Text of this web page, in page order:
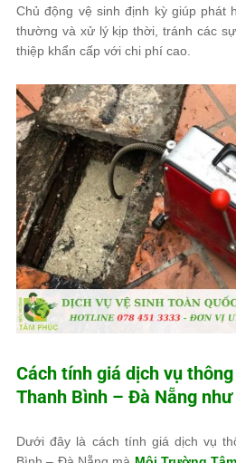
Chủ động vệ sinh định kỳ giúp phát
thường và xử lý kịp thời, tránh các
thiệp khẩn cấp với chi phí cao.
Cách tính giá dịch vụ
Thanh Bình – Đà Nẵng
Dưới đây là cách tính giá dịch vụ